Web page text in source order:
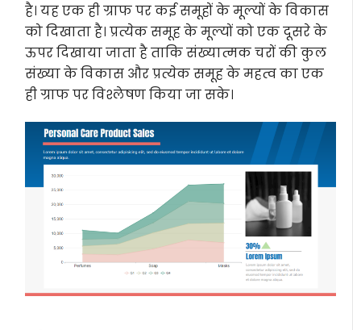
है। यह एक ही ग्राफ पर कई समूहों के मूल्यों के विकास
को दिखाता है। प्रत्येक समूह के मूल्यों को एक दूसरे के
ऊपर दिखाया जाता है ताकि संख्यात्मक चरों की कुल
संख्या के विकास और प्रत्येक समूह के महत्व का एक
ही ग्राफ पर विश्लेषण किया जा सके।